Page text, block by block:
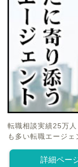
転職相談実績25万
も多い転職エージェ
詳細ペー